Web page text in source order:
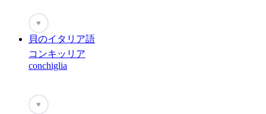
♥
貝のイタリア語
コンキッリア
conchiglia
♥